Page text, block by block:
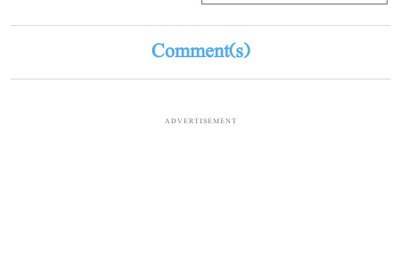
Comment(s)
ADVERTISEMENT